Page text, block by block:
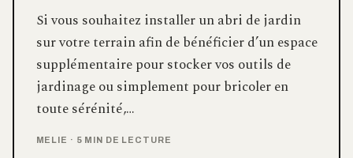
Si vous souhaitez installer un abri de jardin
sur votre terrain afin de bénéficier d’un espace
supplémentaire pour stocker vos outils de
jardinage ou simplement pour bricoler en
toute sérénité,…
MELIE · 5 MIN DE LECTURE